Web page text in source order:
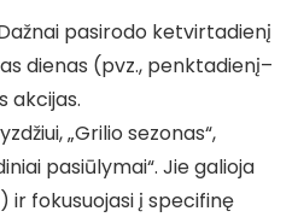
pasirodo ketvirtadienį
dienas (pvz., penktadienį–
akcijas.
„Grilio sezonas“,
pasiūlymai“. Jie galioja
ir fokusuojasi į specifinę